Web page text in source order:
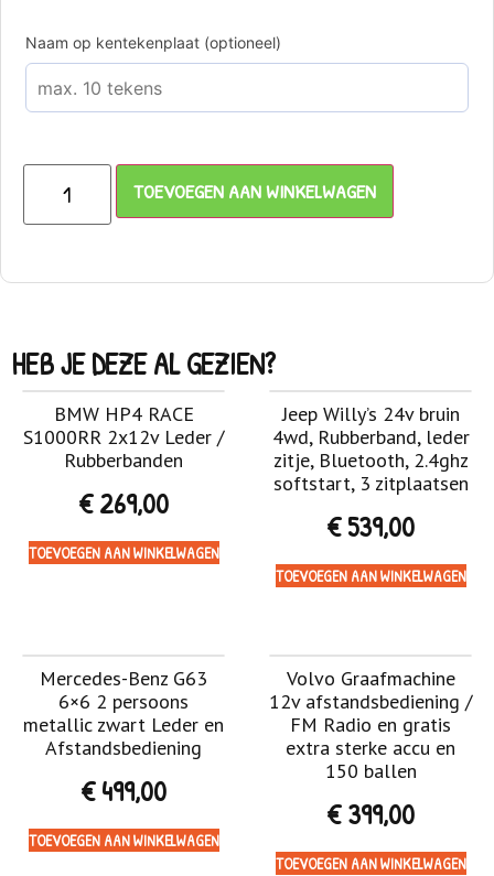
Naam op kentekenplaat (optioneel)
TOEVOEGEN AAN WINKELWAGEN
HEB JE DEZE AL GEZIEN?
BMW HP4 RACE
S1000RR 2x12v Leder /
Rubberbanden
€269,00
TOEVOEGEN AAN WINKELWAGEN
Jeep Willy’s 24v bruin
4wd, Rubberband, leder
zitje, Bluetooth, 2.4ghz
softstart, 3 zitplaatsen
€539,00
TOEVOEGEN AAN WINKELWAGEN
Mercedes-Benz G63
6×6 2 persoons
metallic zwart Leder en
Afstandsbediening
€499,00
TOEVOEGEN AAN WINKELWAGEN
Volvo Graafmachine
12v afstandsbediening /
FM Radio en gratis
extra sterke accu en
150 ballen
€399,00
TOEVOEGEN AAN WINKELWAGEN